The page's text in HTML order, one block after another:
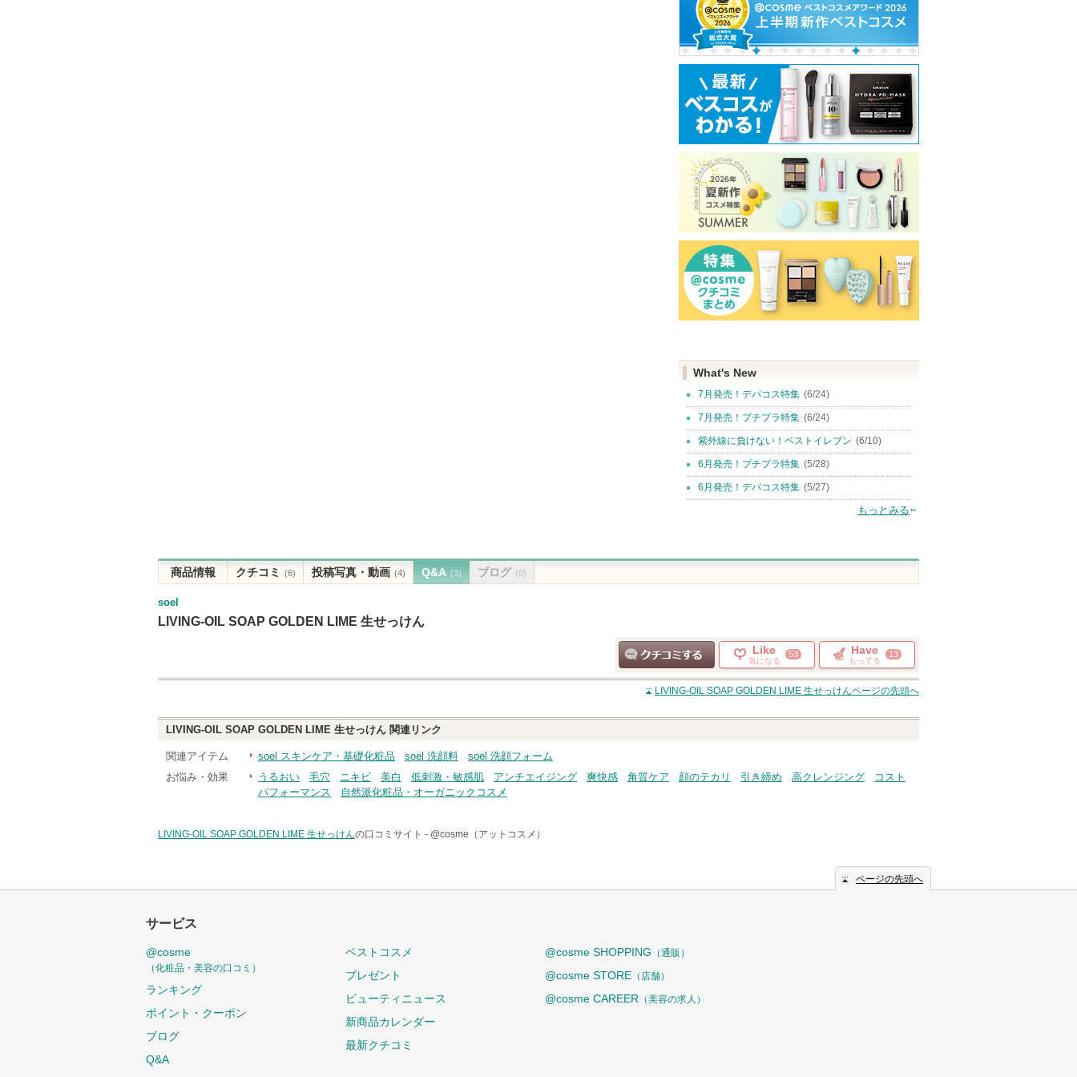
What's New
7月発売！デパコス特集 (6/24)
7月発売！プチプラ特集 (6/24)
紫外線に負けない！ベストイレブン (6/10)
6月発売！プチプラ特集 (5/28)
6月発売！デパコス特集 (5/27)
もっとみる
商品情報 クチコミ (6) 投稿写真・動画 (4) Q&A (3) ブログ (0)
soel
LIVING-OIL SOAP GOLDEN LIME 生せっけん
クチコミする
Like
気になる
53 Have
もってる
13
LIVING-OIL SOAP GOLDEN LIME 生せっけんページの先頭へ
LIVING-OIL SOAP GOLDEN LIME 生せっけん 関連リンク
関連アイテム soel スキンケア・基礎化粧品 soel 洗顔料
soel 洗顔フォーム
お悩み・効果
うるおい 毛穴 ニキビ 美白 低刺激・敏感肌 アンチエイジング 爽快感 角質ケア 顔のテカリ 引き締め 高クレンジング
コスト
パフォーマンス
自然派化粧品・オーガニックコスメ
LIVING-OIL SOAP GOLDEN LIME 生せっけんの口コミサイト - @cosme（アットコスメ）
ページの先頭へ
サービス
@cosme
（化粧品・美容の口コミ）
ランキング
ポイント・クーポン
ブログ
Q&A
ベストコスメ
プレゼント
ビューティニュース
新商品カレンダー
最新クチコミ
@cosme SHOPPING （通販）
@cosme STORE （店舗）
@cosme CAREER （美容の求人）